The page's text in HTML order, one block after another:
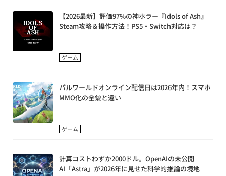
【2026最新】評価97%の神ホラー『Idols of Ash』
Steam攻略＆操作方法！PS5・Switch対応は？
ゲーム
パルワールドオンライン配信日は2026年内！スマホ
MMO化の全貌と違い
ゲーム
計算コストわずか2000ドル。OpenAIの未公開
AI「Astra」が2026年に見せた科学的推論の境地